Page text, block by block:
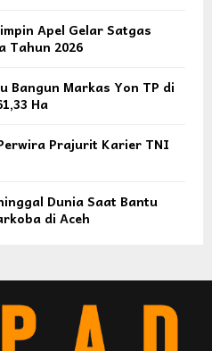
Apel Gelar Satgas
Tahun 2026
Bangun Markas Yon TP di
Ha
Prajurit Karier TNI
Dunia Saat Bantu
di Aceh